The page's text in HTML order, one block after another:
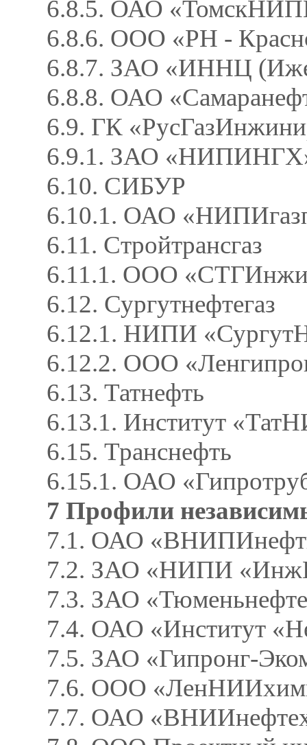
6.8.5. ОАО
6.8.6. ООО «РН -
6.8.7. ЗАО «ИННЦ
6.8.8. ОАО
6.9. ГК
6.9.1. ЗАО
6.10. СИБУР
6.10.1. ОАО
6.11. Стройтрансгаз
6.11.1. ООО
6.12. Сургутнефтегаз
6.12.1. НИПИ
6.12.2. ООО
6.13. Татнефть
6.13.1. Институт
6.15. Транснефть
6.15.1. ОАО
7 Профили
7.1. ОАО
7.2. ЗАО «НИПИ
7.3. ЗАО
7.4. ОАО «Институт
7.5. ЗАО «Гипронг-
7.6. ООО
7.7. ОАО